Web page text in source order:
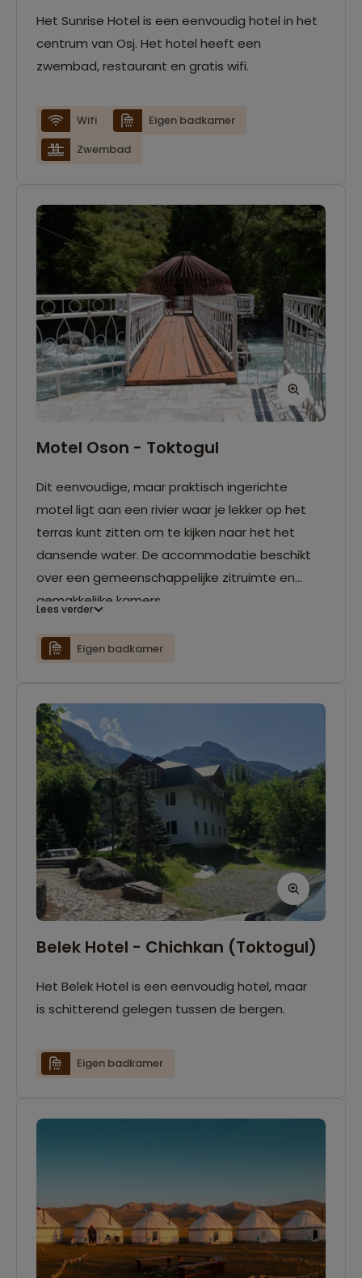
Het Sunrise Hotel is een eenvoudig hotel in het
centrum van Osj. Het hotel heeft een
zwembad, restaurant en gratis wifi.
Wifi
Eigen badkamer
Zwembad
Motel Oson - Toktogul
Dit eenvoudige, maar praktisch ingerichte
motel ligt aan een rivier waar je lekker op het
terras kunt zitten om te kijken naar het het
dansende water. De accommodatie beschikt
over een gemeenschappelijke zitruimte en
gemakkelijke kamers.
Lees verder
Eigen badkamer
Belek Hotel - Chichkan (Toktogul)
Het Belek Hotel is een eenvoudig hotel, maar
is schitterend gelegen tussen de bergen.
Eigen badkamer